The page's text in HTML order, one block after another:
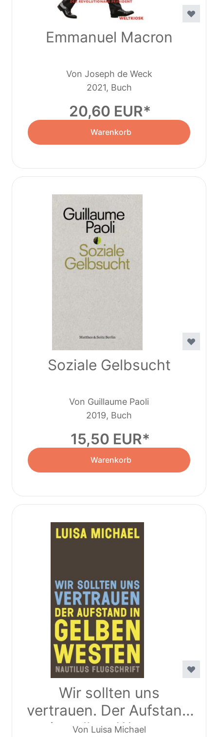
Emmanuel Macron
Von Joseph de Weck
2021, Buch
20,60 EUR
Warenkorb
Soziale Gelbsucht
Von Guillaume Paoli
2019, Buch
15,50 EUR
Warenkorb
Wir sollten uns
vertrauen. Der Aufstand
in gelben Westen
Von Luisa Michael